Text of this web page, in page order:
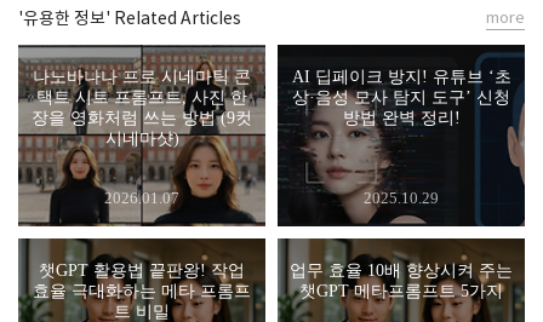
'유용한 정보' Related Articles
나노바나나 프로 시네마틱 콘
택트 시트 프롬프트, 사진 한
장을 영화처럼 쓰는 방법 (9컷
시네마샷)
2026.01.07
AI 딥페이크 방지! 유튜브 ‘초
상·음성 모사 탐지 도구’ 신청
방법 완벽 정리!
2025.10.29
챗GPT 활용법 끝판왕! 작업
효율 극대화하는 메타 프롬프
트 비밀
업무 효율 10배 향상시켜 주는
챗GPT 메타프롬프트 5가지
more